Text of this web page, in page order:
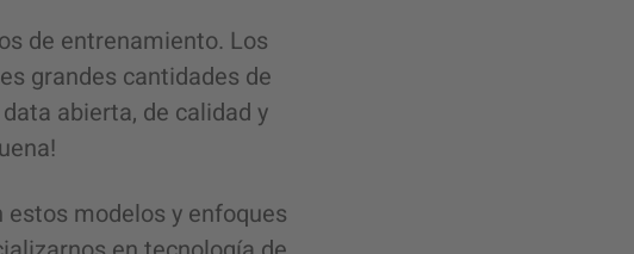
de entrenamiento. Los
grandes cantidades de
abierta, de calidad y
modelos y enfoques